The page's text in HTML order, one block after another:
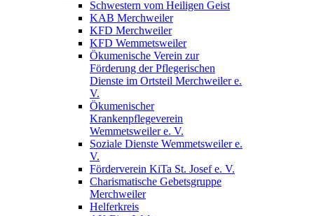
Schwestern vom Heiligen Geist
KAB Merchweiler
KFD Merchweiler
KFD Wemmetsweiler
Ökumenische Verein zur
Förderung der Pflegerischen
Dienste im Ortsteil Merchweiler e.
V.
Ökumenischer
Krankenpflegeverein
Wemmetsweiler e. V.
Soziale Dienste Wemmetsweiler e.
V.
Förderverein KiTa St. Josef e. V.
Charismatische Gebetsgruppe
Merchweiler
Helferkreis